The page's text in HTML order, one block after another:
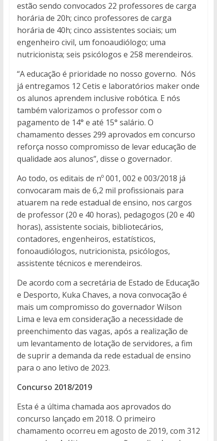
estão sendo convocados 22 professores de carga
horária de 20h; cinco professores de carga
horária de 40h; cinco assistentes sociais; um
engenheiro civil, um fonoaudiólogo; uma
nutricionista; seis psicólogos e 258 merendeiros.
“A educação é prioridade no nosso governo. Nós
já entregamos 12 Cetis e laboratórios maker onde
os alunos aprendem inclusive robótica. E nós
também valorizamos o professor com o
pagamento de 14° e até 15° salário. O
chamamento desses 299 aprovados em concurso
reforça nosso compromisso de levar educação de
qualidade aos alunos”, disse o governador.
Ao todo, os editais de nº 001, 002 e 003/2018 já
convocaram mais de 6,2 mil profissionais para
atuarem na rede estadual de ensino, nos cargos
de professor (20 e 40 horas), pedagogos (20 e 40
horas), assistente sociais, bibliotecários,
contadores, engenheiros, estatísticos,
fonoaudiólogos, nutricionista, psicólogos,
assistente técnicos e merendeiros.
De acordo com a secretária de Estado de Educação
e Desporto, Kuka Chaves, a nova convocação é
mais um compromisso do governador Wilson
Lima e leva em consideração a necessidade de
preenchimento das vagas, após a realização de
um levantamento de lotação de servidores, a fim
de suprir a demanda da rede estadual de ensino
para o ano letivo de 2023.
Concurso 2018/2019
Esta é a última chamada aos aprovados do
concurso lançado em 2018. O primeiro
chamamento ocorreu em agosto de 2019, com 312